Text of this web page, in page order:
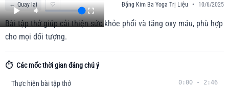
← Quay lại ♡ Đặng Kim Ba Yoga Trị Liệu • 10/6/2025
Bài tập thở giúp cải thiện sức khỏe phổi và tăng oxy máu, phù hợp
cho mọi đối tượng.
⏱️ Các mốc thời gian đáng chú ý
Thực hiện bài tập thở 0:00 - 2:46